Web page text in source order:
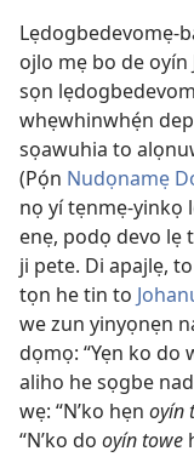
Lẹdogbedevomẹ-
ojlo mẹ bo de oyín
sọn
whẹwhinwhẹ́n
sọawuhia to
(Pọ́n Nudọnamẹ
nọ yí tẹnmẹ-yinkọ
enẹ, podọ devo lẹ
ji pete. Di apajlẹ,
tọn he tin to
we zun yinyọnẹn
dọmọ: “Yẹn ko do
aliho he sọgbe
wẹ: “N’ko hẹn oyín
“N’ko do oyín towe